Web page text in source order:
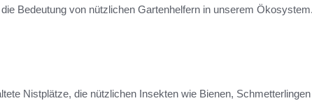
Bedeutung von nützlichen Gartenhelfern in unserem Ökosystem.
Nistplätze, die nützlichen Insekten wie Bienen,